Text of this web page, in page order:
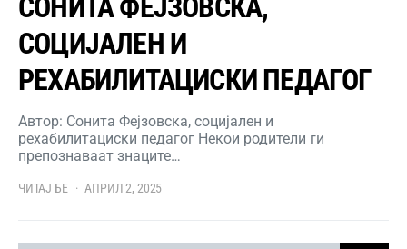
СОНИТА ФЕЈЗОВСКА,
СОЦИЈАЛЕН И
РЕХАБИЛИТАЦИСКИ ПЕДАГОГ
Автор: Сонита Фејзовска, социјален и
рехабилитациски педагог Некои родители ги
препознаваат знаците…
ЧИТАЈ БЕ АПРИЛ 2, 2025